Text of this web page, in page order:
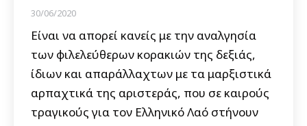
30/06/2020
Είναι να απορεί κανείς με την αναλγησία
των φιλελεύθερων κορακιών της δεξιάς,
ίδιων και απαράλλαχτων με τα μαρξιστικά
αρπαχτικά της αριστεράς, που σε καιρούς
τραγικούς για τον Ελληνικό Λαό στήνουν